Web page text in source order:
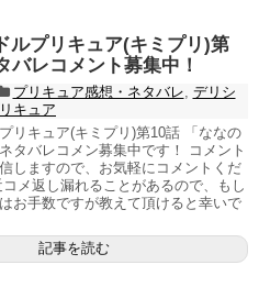
ルプリキュア(キミプリ)第
バレコメント募集中！
プリキュア感想・ネタバレ, デリシ
キュア
リキュア(キミプリ)第10話 「ななの
タバレコメン募集中です！ コメント
しますので、お気軽にコメントくだ
メ返し漏れることがあるので、もし
お手数ですが教えて頂けると幸いで
記事を読む